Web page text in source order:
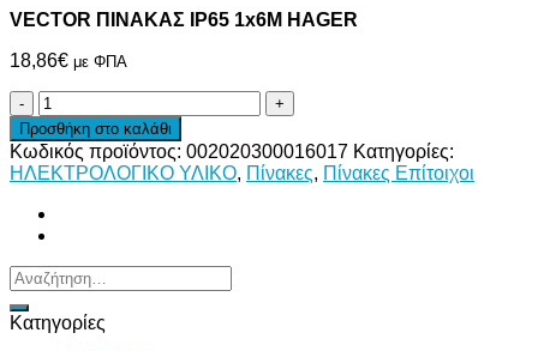
VECTOR ΠΙΝΑΚΑΣ IP65 1x6M HAGER
18,86€ με ΦΠΑ
VECTOR
ΠΙΝΑΚΑΣ
IP65
1x6M
HAGER
ποσότητα
Προσθήκη στο καλάθι
Κωδικός προϊόντος: 002020300016017 Κατηγορίες:
ΗΛΕΚΤΡΟΛΟΓΙΚΟ ΥΛΙΚΟ, Πίνακες, Πίνακες Επίτοιχοι
Αναζήτηση
για:
Κατηγορίες